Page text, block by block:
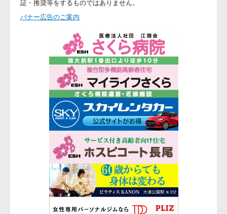
証・推奨等をするものではありません。
バナー広告のご案内